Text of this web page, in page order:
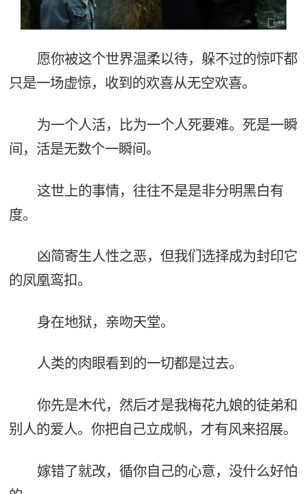
愿你被这个世界温柔以待，躲不过的惊吓都
只是一场虚惊，收到的欢喜从无空欢喜。
为一个人活，比为一个人死要难。死是一瞬
间，活是无数个一瞬间。
这世上的事情，往往不是是非分明黑白有
度。
凶简寄生人性之恶，但我们选择成为封印它
的凤凰鸾扣。
身在地狱，亲吻天堂。
人类的肉眼看到的一切都是过去。
你先是木代，然后才是我梅花九娘的徒弟和
别人的爱人。你把自己立成帆，才有风来招展。
嫁错了就改，循你自己的心意，没什么好怕